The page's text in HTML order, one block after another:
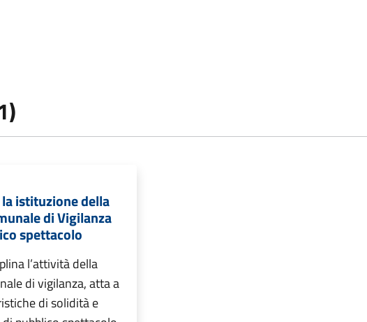
istituzione della
di Vigilanza
spettacolo
l’attività della
di vigilanza, atta a
di solidità e